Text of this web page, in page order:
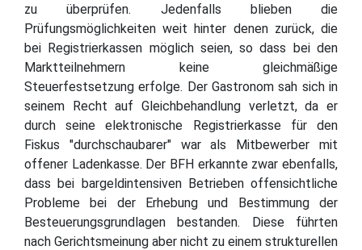
zu überprüfen. Jedenfalls blieben die
Prüfungsmöglichkeiten weit hinter denen zurück, die
bei Registrierkassen möglich seien, so dass bei den
Marktteilnehmern keine gleichmäßige
Steuerfestsetzung erfolge. Der Gastronom sah sich in
seinem Recht auf Gleichbehandlung verletzt, da er
durch seine elektronische Registrierkasse für den
Fiskus "durchschaubarer" war als Mitbewerber mit
offener Ladenkasse. Der BFH erkannte zwar ebenfalls,
dass bei bargeldintensiven Betrieben offensichtliche
Probleme bei der Erhebung und Bestimmung der
Besteuerungsgrundlagen bestanden. Diese führten
nach Gerichtsmeinung aber nicht zu einem strukturellen